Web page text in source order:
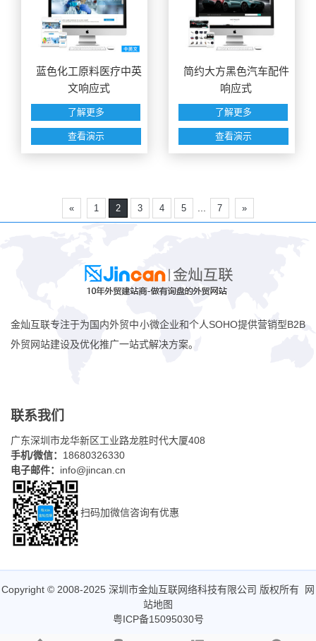
蓝色化工原料医疗中英
文响应式
了解更多
查看演示
简约大方黑色汽车配件
响应式
了解更多
查看演示
« 1 2 3 4 5 7 »
金灿互联专注于为国内外贸中小微企业和个人SOHO提供营销型B2B
外贸网站建设及优化推广一站式解决方案。
联系我们
广东深圳市龙华新区工业路龙胜时代大厦408
手机/微信： 18680326330
电子邮件： info@jincan.cn
扫码加微信咨询有优惠
Copyright © 2008-2025 深圳市金灿互联网络科技有限公司 版权所有
网
站地图
粤ICP备15095030号